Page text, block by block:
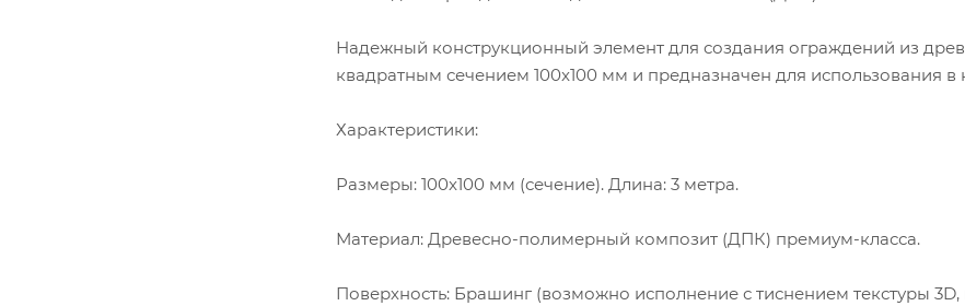
Надежный конструкционный элемент для создания ограждений из
квадратным сечением 100x100 мм и предназначен для использования в
Характеристики:
Размеры: 100x100 мм (сечение). Длина: 3 метра.
Материал: Древесно-полимерный композит (ДПК) премиум-класса.
Поверхность: Брашинг (возможно исполнение с тиснением текстуры